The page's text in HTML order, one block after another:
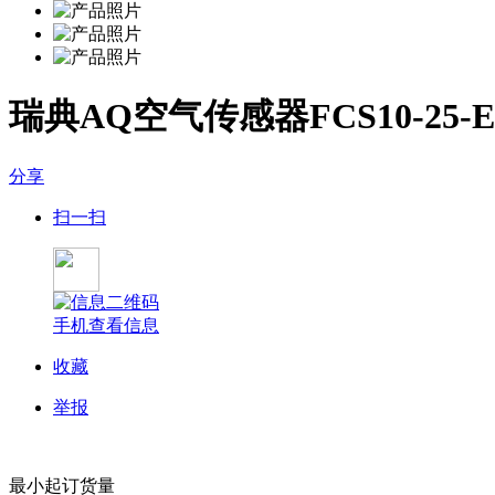
瑞典AQ空气传感器FCS10-25-
分享
扫一扫
手机查看信息
收藏
举报
最小起订货量